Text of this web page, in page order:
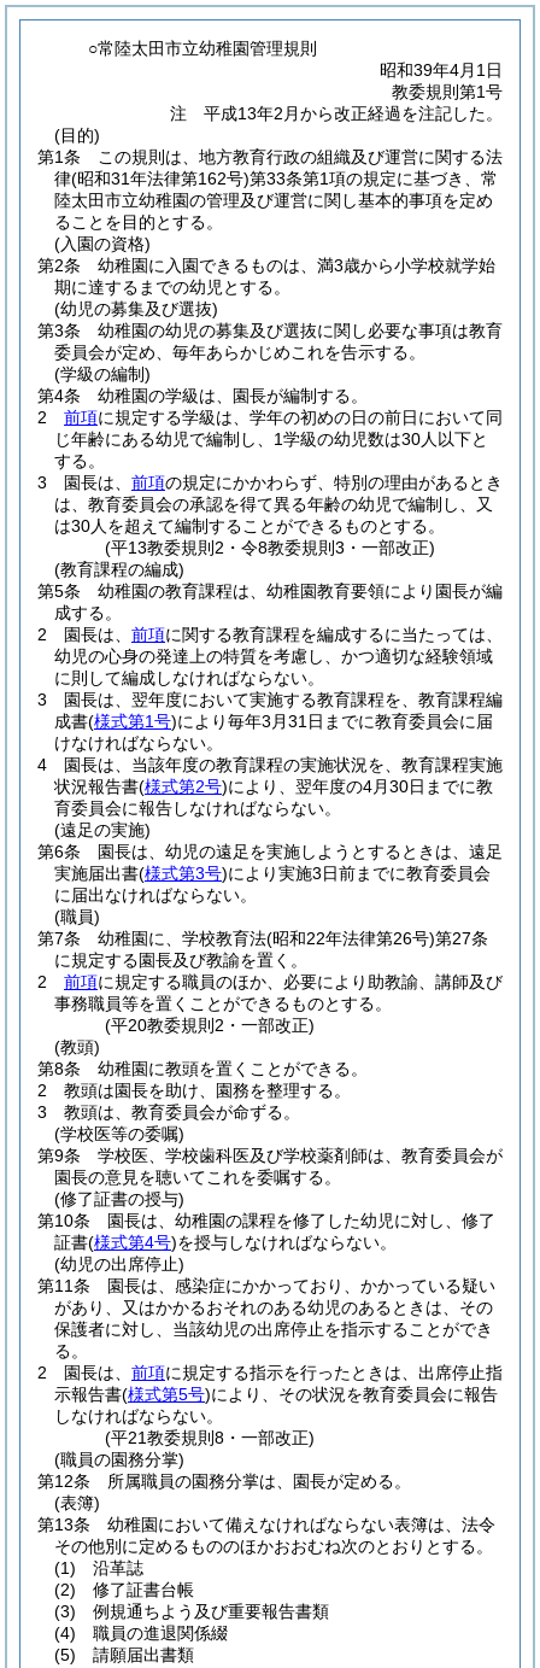
○常陸太田市立幼稚園管理規則
昭和39年4月1日
教委規則第1号
注 平成13年2月から改正経過を注記した。
(目的)
第1条
この規則は、地方教育行政の組織及び運営に関する法
律(昭和31年法律第162号)第33条第1項の規定に基づき、常
陸太田市立幼稚園の管理及び運営に関し基本的事項を定め
ることを目的とする。
(入園の資格)
第2条
幼稚園に入園できるものは、満3歳から小学校就学始
期に達するまでの幼児とする。
(幼児の募集及び選抜)
第3条
幼稚園の幼児の募集及び選抜に関し必要な事項は教育
委員会が定め、毎年あらかじめこれを告示する。
(学級の編制)
第4条
幼稚園の学級は、園長が編制する。
2
前項に規定する学級は、学年の初めの日の前日において同
じ年齢にある幼児で編制し、1学級の幼児数は30人以下と
する。
3
園長は、 前項の規定にかかわらず、特別の理由があるとき
は、教育委員会の承認を得て異る年齢の幼児で編制し、又
は30人を超えて編制することができるものとする。
(平13教委規則2・令8教委規則3・一部改正)
(教育課程の編成)
第5条
幼稚園の教育課程は、幼稚園教育要領により園長が編
成する。
2
園長は、 前項に関する教育課程を編成するに当たっては、
幼児の心身の発達上の特質を考慮し、かつ適切な経験領域
に則して編成しなければならない。
3
園長は、翌年度において実施する教育課程を、教育課程編
成書(様式第1号)により毎年3月31日までに教育委員会に届
けなければならない。
4
園長は、当該年度の教育課程の実施状況を、教育課程実施
状況報告書(様式第2号)により、翌年度の4月30日までに教
育委員会に報告しなければならない。
(遠足の実施)
第6条
園長は、幼児の遠足を実施しようとするときは、遠足
実施届出書(様式第3号)により実施3日前までに教育委員会
に届出なければならない。
(職員)
第7条
幼稚園に、学校教育法(昭和22年法律第26号)第27条
に規定する園長及び教諭を置く。
2
前項に規定する職員のほか、必要により助教諭、講師及び
事務職員等を置くことができるものとする。
(平20教委規則2・一部改正)
(教頭)
第8条
幼稚園に教頭を置くことができる。
2
教頭は園長を助け、園務を整理する。
3
教頭は、教育委員会が命ずる。
(学校医等の委嘱)
第9条
学校医、学校歯科医及び学校薬剤師は、教育委員会が
園長の意見を聴いてこれを委嘱する。
(修了証書の授与)
第10条
園長は、幼稚園の課程を修了した幼児に対し、修了
証書(様式第4号)を授与しなければならない。
(幼児の出席停止)
第11条
園長は、感染症にかかっており、かかっている疑い
があり、又はかかるおそれのある幼児のあるときは、その
保護者に対し、当該幼児の出席停止を指示することができ
る。
2
園長は、 前項に規定する指示を行ったときは、出席停止指
示報告書(様式第5号)により、その状況を教育委員会に報告
しなければならない。
(平21教委規則8・一部改正)
(職員の園務分掌)
第12条
所属職員の園務分掌は、園長が定める。
(表簿)
第13条
幼稚園において備えなければならない表簿は、法令
その他別に定めるもののほかおおむね次のとおりとする。
(1)
沿革誌
(2)
修了証書台帳
(3)
例規通ちよう及び重要報告書類
(4)
職員の進退関係綴
(5)
請願届出書類